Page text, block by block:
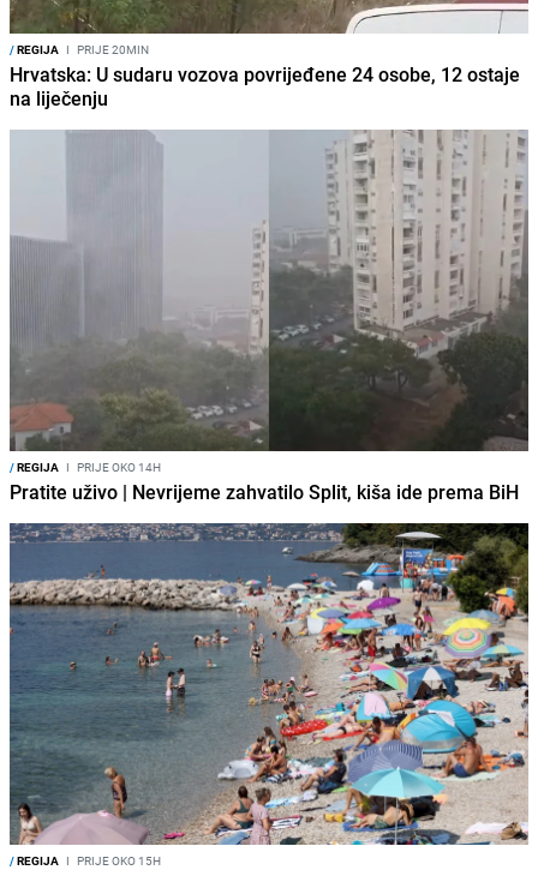
/REGIJA I PRIJE 20MIN
Hrvatska: U sudaru vozova povrijeđene 24 osobe, 12 ostaje
na liječenju
/REGIJA I PRIJE OKO 14H
Pratite uživo | Nevrijeme zahvatilo Split, kiša ide prema BiH
/REGIJA I PRIJE OKO 15H